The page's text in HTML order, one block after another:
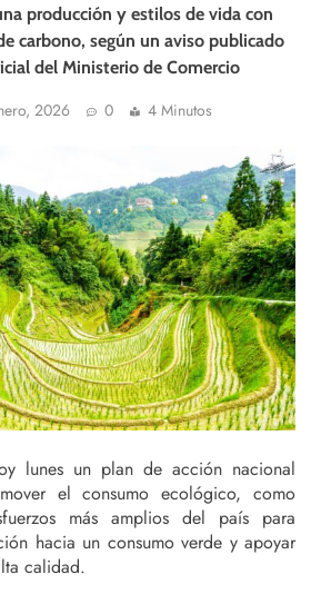
producción y estilos de vida con
carbono, según un aviso publicado
del Ministerio de Comercio
2026 0 4 Minutos
lunes un plan de acción nacional
el consumo ecológico, como
más amplios del país para
hacia un consumo verde y apoyar
calidad.